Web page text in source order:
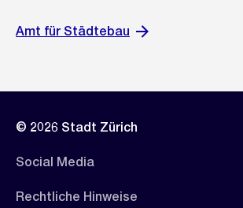
Amt für Städtebau
© 2026 Stadt Zürich
Social Media
Rechtliche Hinweise